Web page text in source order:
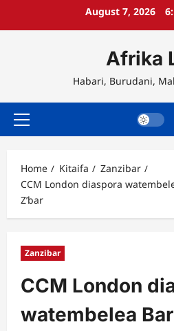
August 7, 2026
Afrika
Habari, Burudani,
Primary
Home Kitaifa
Zanzibar
CCM London diaspora
Z’bar
Zanzibar
CCM London
watembelea